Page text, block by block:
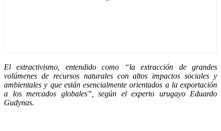
El extractivismo, entendido como “la extracción de grandes
volúmenes de recursos naturales con altos impactos sociales y
ambientales y que están esencialmente orientados a la exportación
a los mercados globales”, según el experto urugayo Eduardo
Gudynas.